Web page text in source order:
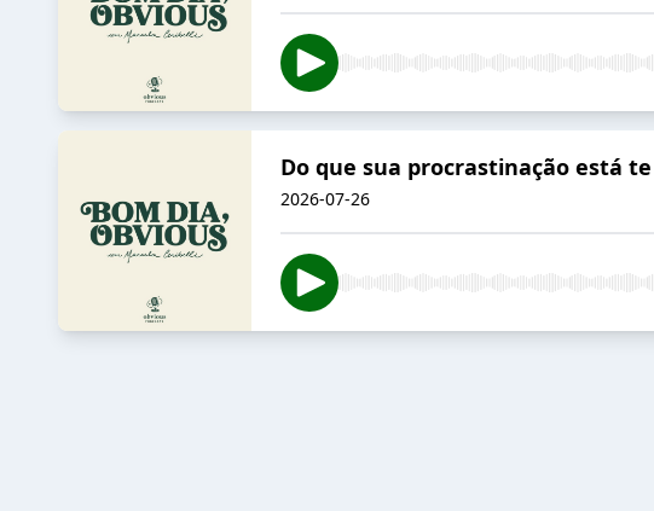
Do que sua procrastinação está
2026-07-26